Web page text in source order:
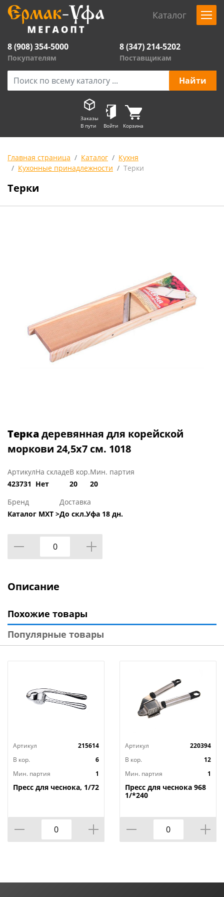
Каталог
8 (908) 354-5000
Покупателям
8 (347) 214-5202
Поставщикам
Заказы
В пути
Войти Корзина
Главная страница Каталог
Кухня
Кухонные принадлежности
Терки
Терки
Теркадеревянная для корейской
моркови 24,5х7 см. 1018
Артикул
423731
На складе
Нет
В кор.
20
Мин. партия
20
Бренд
Каталог МХТ >
Доставка
До скл.Уфа 18 дн.
Описание
Похожие товары
Популярные товары
Артикул
215614
В кор.
6
Мин. партия
1
Пресс для чеснока, 1/72
Артикул
220394
В кор.
12
Мин. партия
1
Пресс для чеснока 968
1/*240